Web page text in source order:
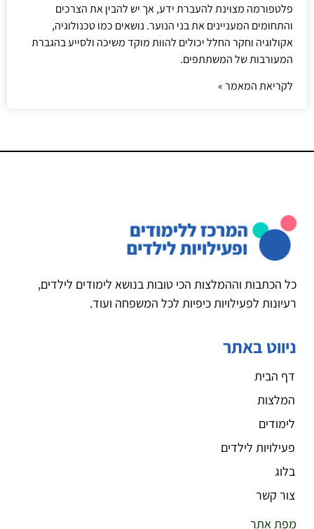
פלטפורמה מצוינת להעברת ידע, אך יש להבין את הצרכים
והתחומים המעניינים את בני הנוער. נושאים כמו טכנולוגיה,
אקולוגיה וחקר החלל יכולים להוות מוקד משיכה ולסייע בהגברת
המעורבות של המשתתפים.
לקריאת המאמר »
כל הכתבות וההמלצות הכי טובות בנושא לימודים לילדים,
רעיונות לפעילויות כיפיות לכל המשפחה ועוד.
ניווט באתר
דף הבית
המלצות
לימודים
פעילויות לילדים
בלוג
צור קשר
מפת אתר